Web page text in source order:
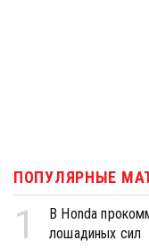
ПОПУЛЯРНЫЕ
1
В Honda
лошадиных сил